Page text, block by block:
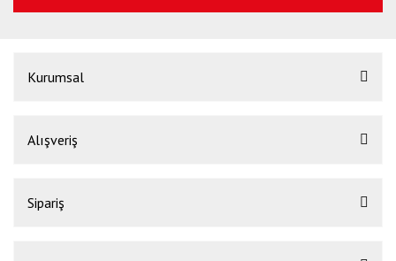
Kurumsal
Alışveriş
Sipariş